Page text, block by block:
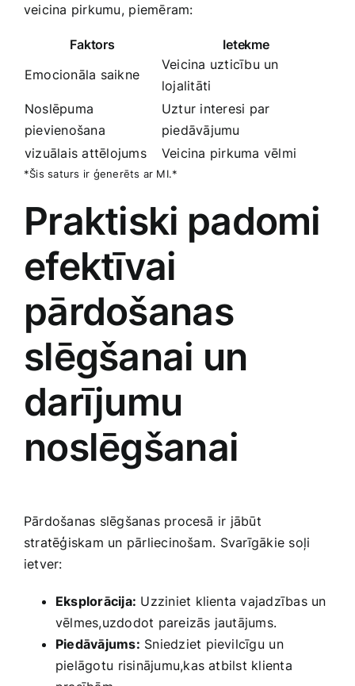
veicina pirkumu,⁣ piemēram: ​
Faktors
Ietekme
Emocionāla saikne
Veicina uzticību un‍
lojalitāti
Noslēpuma
pievienošana
Uztur interesi par
piedāvājumu
vizuālais attēlojums
Veicina pirkuma vēlmi
*Šis saturs ir ģenerēts ar MI.*
Praktiski⁢ padomi ​
efektīvai
pārdošanas
slēgšanai un​
darījumu
noslēgšanai
Pārdošanas slēgšanas procesā ir jābūt
stratēģiskam un pārliecinošam. ⁢Svarīgākie soļi
ietver:
Eksplorācija: Uzziniet klienta vajadzības un
vēlmes,uzdodot pareizās jautājums.
Piedāvājums: Sniedziet pievilcīgu ⁢un
pielāgotu ⁢risinājumu,kas atbilst klienta